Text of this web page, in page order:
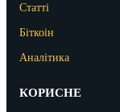
Статті
Біткоін
Аналітика
КОРИСНЕ